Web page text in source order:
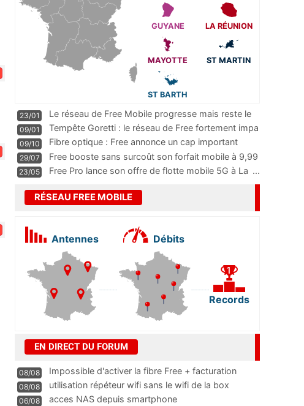
GUYANE LA RÉUNION
MAYOTTE ST MARTIN
ST BARTH
23/01
Le réseau de Free Mobile progresse mais reste le
m
...
09/01
Tempête Goretti : le réseau de Free fortement impa
09/10
Fibre optique : Free annonce un cap important
pass
...
29/07
Free booste sans surcoût son forfait mobile à 9,99
23/05 Free Pro lance son offre de flotte mobile 5G à La ...
RÉSEAU FREE MOBILE
Antennes Débits
Records
EN DIRECT DU FORUM
08/08
Impossible d'activer la fibre Free + facturation
résiliation
08/08 utilisation répéteur wifi sans le wifi de la box
06/08 acces NAS depuis smartphone